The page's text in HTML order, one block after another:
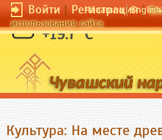
Войти|Регистрация|
использования сайта
Чӑвашла English
+19.7 °C
Что
Культура: На месте